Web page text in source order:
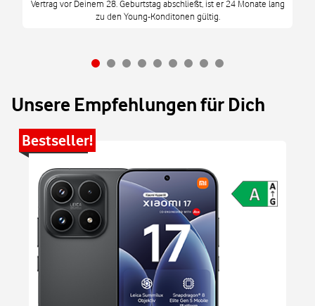
Vertrag vor Deinem 28. Geburtstag abschließt, ist er 24 Monate lang
zu den Young-Konditonen gültig.
Unsere Empfehlungen für Dich
Bestseller!